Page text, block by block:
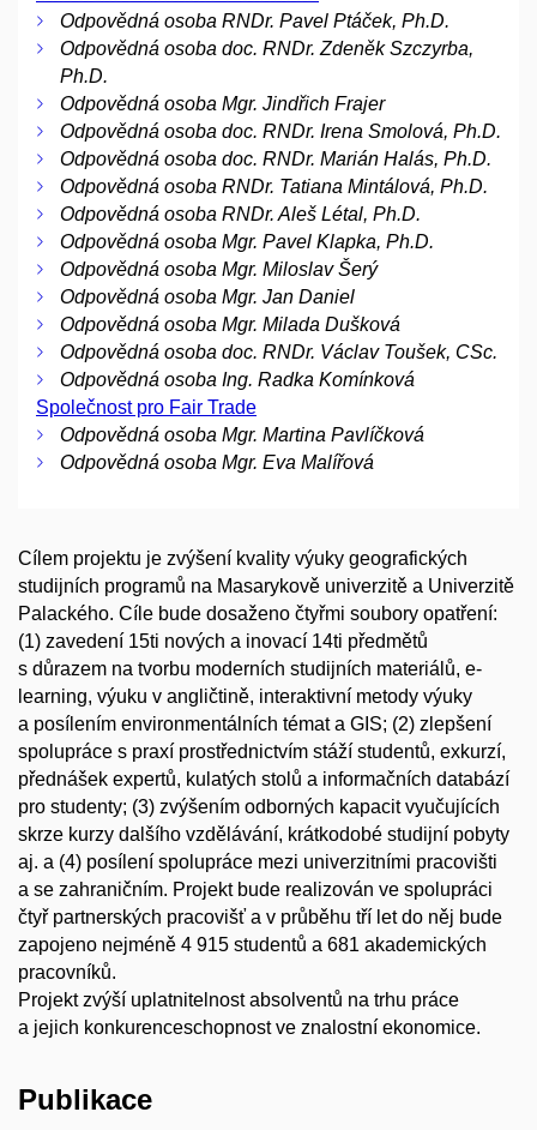
Odpovědná osoba RNDr. Pavel Ptáček, Ph.D.
Odpovědná osoba doc. RNDr. Zdeněk Szczyrba,
Ph.D.
Odpovědná osoba Mgr. Jindřich Frajer
Odpovědná osoba doc. RNDr. Irena Smolová, Ph.D.
Odpovědná osoba doc. RNDr. Marián Halás, Ph.D.
Odpovědná osoba RNDr. Tatiana Mintálová, Ph.D.
Odpovědná osoba RNDr. Aleš Létal, Ph.D.
Odpovědná osoba Mgr. Pavel Klapka, Ph.D.
Odpovědná osoba Mgr. Miloslav Šerý
Odpovědná osoba Mgr. Jan Daniel
Odpovědná osoba Mgr. Milada Dušková
Odpovědná osoba doc. RNDr. Václav Toušek, CSc.
Odpovědná osoba Ing. Radka Komínková
Společnost pro Fair Trade
Odpovědná osoba Mgr. Martina Pavlíčková
Odpovědná osoba Mgr. Eva Malířová
Cílem projektu je zvýšení kvality výuky geografických
studijních programů na Masarykově univerzitě a Univerzitě
Palackého. Cíle bude dosaženo čtyřmi soubory opatření:
(1) zavedení 15ti nových a inovací 14ti předmětů
s důrazem na tvorbu moderních studijních materiálů, e-
learning, výuku v angličtině, interaktivní metody výuky
a posílením environmentálních témat a GIS; (2) zlepšení
spolupráce s praxí prostřednictvím stáží studentů, exkurzí,
přednášek expertů, kulatých stolů a informačních databází
pro studenty; (3) zvýšením odborných kapacit vyučujících
skrze kurzy dalšího vzdělávání, krátkodobé studijní pobyty
aj. a (4) posílení spolupráce mezi univerzitními pracovišti
a se zahraničním. Projekt bude realizován ve spolupráci
čtyř partnerských pracovišť a v průběhu tří let do něj bude
zapojeno nejméně 4 915 studentů a 681 akademických
pracovníků.
Projekt zvýší uplatnitelnost absolventů na trhu práce
a jejich konkurenceschopnost ve znalostní ekonomice.
Publikace